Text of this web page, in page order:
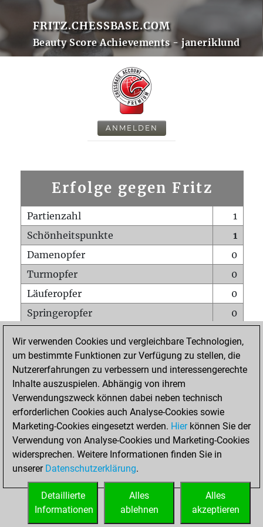
FRITZ.CHESSBASE.COM
Beauty Score Achievements - janeriklund
ANMELDEN
Erfolge gegen Fritz
Partienzahl
1
Schönheitspunkte
1
Damenopfer
0
Turmopfer
0
Läuferopfer
0
Springeropfer
0
Matt auf vollem Brett
0
Bauer setzt Matt
0
Erstickte Matts
Unterverwandlungen
Türme auf der siebten
0
STARTSEITE
Wir verwenden Cookies und vergleichbare Technologien,
um bestimmte Funktionen zur Verfügung zu stellen, die
Nutzererfahrungen zu verbessern und interessengerechte
Inhalte auszuspielen. Abhängig von ihrem
Verwendungszweck können dabei neben technisch
erforderlichen Cookies auch Analyse-Cookies sowie
Marketing-Cookies eingesetzt werden. Hierkönnen Sie der
Verwendung von Analyse-Cookies und Marketing-Cookies
widersprechen. Weitere Informationen finden Sie in
unserer Datenschutzerklärung.
Alles
akzeptieren
Alles
ablehnen
Detaillierte
Informationen